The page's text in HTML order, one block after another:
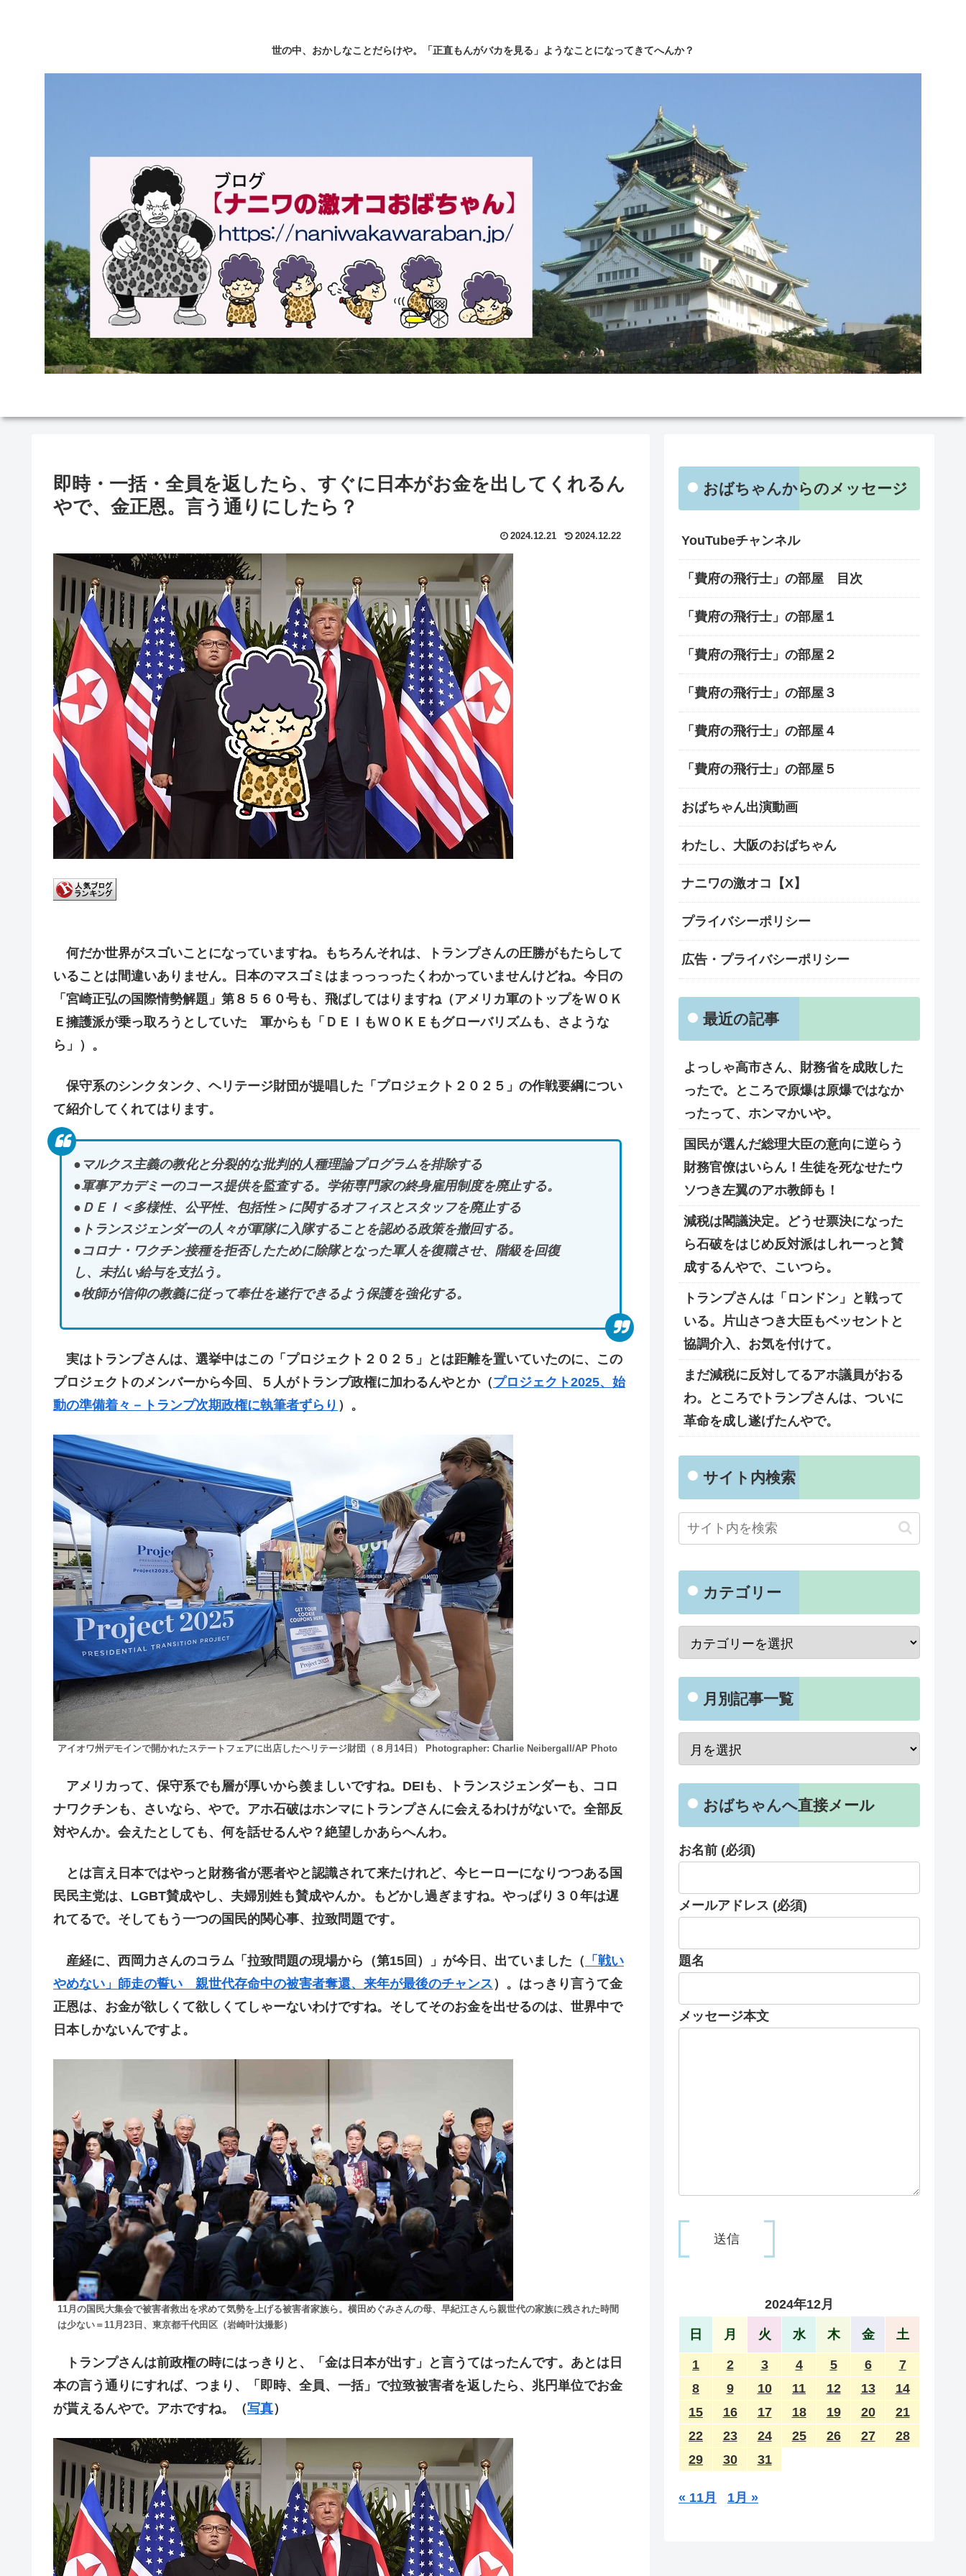
世の中、おかしなことだらけや。「正直もんがバカを見る」ようなことになってきてへんか？
即時・一括・全員を返したら、すぐに日本がお金を出してくれるん
やで、金正恩。言う通りにしたら？
2024.12.21 2024.12.22
何だか世界がスゴいことになっていますね。もちろんそれは、トランプさんの圧勝がもたらして
いることは間違いありません。日本のマスゴミはまっっっったくわかっていませんけどね。今日の
「宮崎正弘の国際情勢解題」第８５６０号も、飛ばしてはりますね（アメリカ軍のトップをＷＯＫ
Ｅ擁護派が乗っ取ろうとしていた 軍からも「ＤＥＩもＷＯＫＥもグローバリズムも、さような
ら」）。
保守系のシンクタンク、ヘリテージ財団が提唱した「プロジェクト２０２５」の作戦要綱につい
て紹介してくれてはります。
●マルクス主義の教化と分裂的な批判的人種理論プログラムを排除する
●軍事アカデミーのコース提供を監査する。学術専門家の終身雇用制度を廃止する。
●ＤＥＩ＜多様性、公平性、包括性＞に関するオフィスとスタッフを廃止する
●トランスジェンダーの人々が軍隊に入隊することを認める政策を撤回する。
●コロナ・ワクチン接種を拒否したために除隊となった軍人を復職させ、階級を回復
し、未払い給与を支払う。
●牧師が信仰の教義に従って奉仕を遂行できるよう保護を強化する。
実はトランプさんは、選挙中はこの「プロジェクト２０２５」とは距離を置いていたのに、この
プロジェクトのメンバーから今回、５人がトランプ政権に加わるんやとか（プロジェクト2025、始
動の準備着々－トランプ次期政権に執筆者ずらり ）。
アイオワ州デモインで開かれたステートフェアに出店したヘリテージ財団（８月14日） Photographer: Charlie Neibergall/AP Photo
アメリカって、保守系でも層が厚いから羨ましいですね。DEIも、トランスジェンダーも、コロ
ナワクチンも、さいなら、やで。アホ石破はホンマにトランプさんに会えるわけがないで。全部反
対やんか。会えたとしても、何を話せるんや？絶望しかあらへんわ。
とは言え日本ではやっと財務省が悪者やと認識されて来たけれど、今ヒーローになりつつある国
民民主党は、LGBT賛成やし、夫婦別姓も賛成やんか。もどかし過ぎますね。やっぱり３０年は遅
れてるで。そしてもう一つの国民的関心事、拉致問題です。
産経に、西岡力さんのコラム「拉致問題の現場から（第15回）」が今日、出ていました（ 「戦い
やめない」師走の誓い 親世代存命中の被害者奪還、来年が最後のチャンス）。はっきり言うて金
正恩は、お金が欲しくて欲しくてしゃーないわけですね。そしてそのお金を出せるのは、世界中で
日本しかないんですよ。
11月の国民大集会で被害者救出を求めて気勢を上げる被害者家族ら。横田めぐみさんの母、早紀江さんら親世代の家族に残された時間
は少ない＝11月23日、東京都千代田区（岩崎叶汰撮影）
トランプさんは前政権の時にはっきりと、「金は日本が出す」と言うてはったんです。あとは日
本の言う通りにすれば、つまり、「即時、全員、一括」で拉致被害者を返したら、兆円単位でお金
が貰えるんやで。アホですね。（写真）
おばちゃんからのメッセージ
YouTubeチャンネル
「費府の飛行士」の部屋 目次
「費府の飛行士」の部屋１
「費府の飛行士」の部屋２
「費府の飛行士」の部屋３
「費府の飛行士」の部屋４
「費府の飛行士」の部屋５
おばちゃん出演動画
わたし、大阪のおばちゃん
ナニワの激オコ【X】
プライバシーポリシー
広告・プライバシーポリシー
最近の記事
よっしゃ高市さん、財務省を成敗した
ったで。ところで原爆は原爆ではなか
ったって、ホンマかいや。
国民が選んだ総理大臣の意向に逆らう
財務官僚はいらん！生徒を死なせたウ
ソつき左翼のアホ教師も！
減税は閣議決定。どうせ票決になった
ら石破をはじめ反対派はしれーっと賛
成するんやで、こいつら。
トランプさんは「ロンドン」と戦って
いる。片山さつき大臣もベッセントと
協調介入、お気を付けて。
まだ減税に反対してるアホ議員がおる
わ。ところでトランプさんは、ついに
革命を成し遂げたんやで。
サイト内検索
カテゴリー
月別記事一覧
おばちゃんへ直接メール
お名前 (必須)
メールアドレス (必須)
題名
メッセージ本文
2024年12月
日 月 火 水 木 金 土
1 2 3 4 5 6
7
8
9 10 11 12 13
14
15
16 17 18 19 20
21
22
23 24 25 26 27
28
29
30 31
« 11月 1月 »